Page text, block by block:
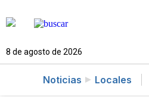
8 de agosto de 2026
Noticias Locales